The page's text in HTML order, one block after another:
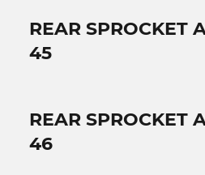
REAR SPROCKET
45
REAR SPROCKET
46